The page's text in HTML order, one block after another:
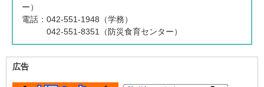
ー）
電話：042-551-1948（学務）
042-551-8351（防災食育センター）
広告